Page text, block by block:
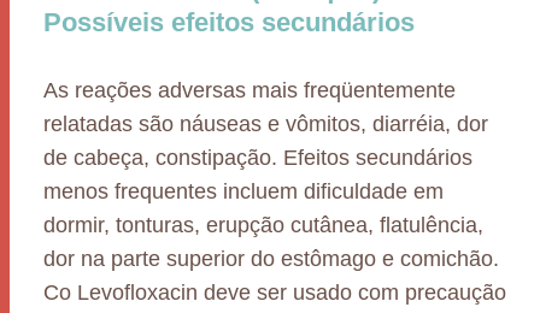
Possíveis efeitos secundários
As reações adversas mais freqüentemente
relatadas são náuseas e vômitos, diarréia, dor
de cabeça, constipação. Efeitos secundários
menos frequentes incluem dificuldade em
dormir, tonturas, erupção cutânea, flatulência,
dor na parte superior do estômago e comichão.
Co Levofloxacin deve ser usado com precaução